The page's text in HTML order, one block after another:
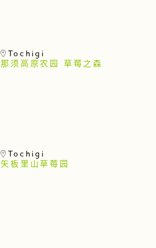
Tochigi
那须高原农园 草莓之森
Tochigi
矢板里山草莓园